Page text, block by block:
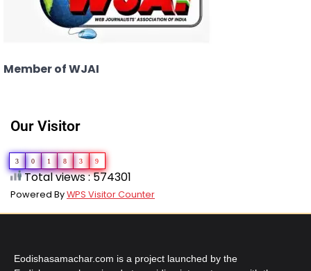
Member of WJAI
Our Visitor
3 0 1 8 3 9
Total views : 574301
Powered ByWPS Visitor Counter
Eodishasamachar.com is a project launched by the